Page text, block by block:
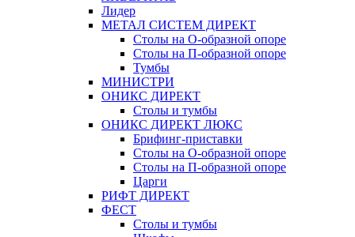
Лидер
МЕТАЛ СИСТЕМ ДИРЕКТ
Столы на О-образной опоре
Столы на П-образной опоре
Тумбы
МИНИСТРИ
ОНИКС ДИРЕКТ
Столы и тумбы
ОНИКС ДИРЕКТ ЛЮКС
Брифинг-приставки
Столы на О-образной опоре
Столы на П-образной опоре
Царги
РИФТ ДИРЕКТ
ФЕСТ
Столы и тумбы